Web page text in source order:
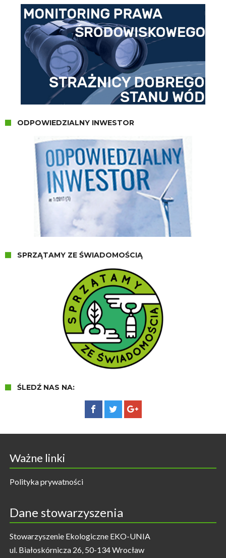
ODPOWIEDZIALNY INWESTOR
SPRZĄTAMY ZE ŚWIADOMOŚCIĄ
ŚLEDŹ NAS NA:
Ważne linki
Polityka prywatności
Dane stowarzyszenia
Stowarzyszenie Ekologiczne EKO-UNIA
ul. Białoskórnicza 26, 50-134 Wrocław